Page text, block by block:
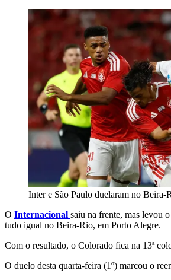
Inter e São Paulo duelaram no Beira-
O Internacional saiu na frente, mas levou
tudo igual no Beira-Rio, em Porto Alegre.
Com o resultado, o Colorado fica na 13ª
O duelo desta quarta-feira (1º) marcou o